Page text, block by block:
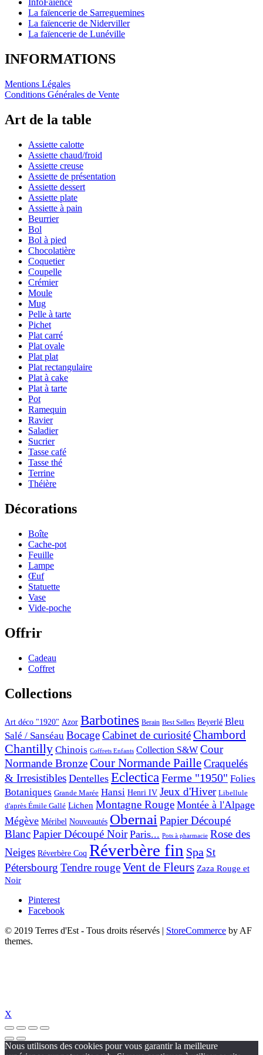
InfoFaience
La faïencerie de Sarreguemines
La faïencerie de Niderviller
La faïencerie de Lunéville
INFORMATIONS
Mentions Légales
Conditions Générales de Vente
Art de la table
Assiette calotte
Assiette chaud/froid
Assiette creuse
Assiette de présentation
Assiette dessert
Assiette plate
Assiette à pain
Beurrier
Bol
Bol à pied
Chocolatière
Coquetier
Coupelle
Crémier
Moule
Mug
Pelle à tarte
Pichet
Plat carré
Plat ovale
Plat plat
Plat rectangulaire
Plat à cake
Plat à tarte
Pot
Ramequin
Ravier
Saladier
Sucrier
Tasse café
Tasse thé
Terrine
Théière
Décorations
Boîte
Cache-pot
Feuille
Lampe
Œuf
Statuette
Vase
Vide-poche
Offrir
Cadeau
Coffret
Collections
Art déco "1920" Azor Barbotines Berain Best Sellers Beyerlé Bleu
Salé / Sanséau BocageCabinet de curiositéChambord
Chantilly Chinois Coffrets Enfants Collection S&W Cour
Normande BronzeCour Normande PailleCraquelés
& Irresistibles Dentelles EclecticaFerme "1950" Folies
Botaniques Grande Marée Hansi Henri IV Jeux d'Hiver Libellule
d'après Émile Gallé Lichen Montagne Rouge Montée à l'Alpage
Mégève Méribel Nouveautés ObernaiPapier Découpé
BlancPapier Découpé Noir Paris... Pots à pharmacie Rose des
Neiges Réverbère Coq Réverbère fin Spa St
Pétersbourg Tendre rougeVent de Fleurs Zaza Rouge et
Noir
Pinterest
Facebook
© 2019 Terres d'Est - Tous droits réservés
StoreCommerce by AF
themes.
X
Nous utilisons des cookies pour vous garantir la meilleure